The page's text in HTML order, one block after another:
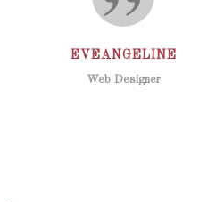
EVEANGELINE
Web Designer